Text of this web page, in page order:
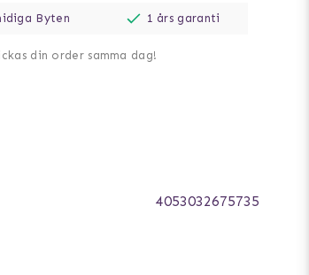
Byten 1 års garanti
din order samma dag!
4053032675735